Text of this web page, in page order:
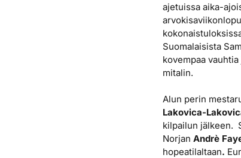
ajetuissa aika-
Suomalaisista
kovempaa
mitalin.
Alun perin
Lakovica-
kilpailun jälkeen.
Norjan Andrè
hopeatilaltaan.